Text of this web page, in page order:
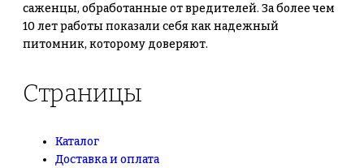
саженцы, обработанные от вредителей. За более чем
10 лет работы показали себя как надежный
питомник, которому доверяют.
Страницы
Каталог
Доставка и оплата